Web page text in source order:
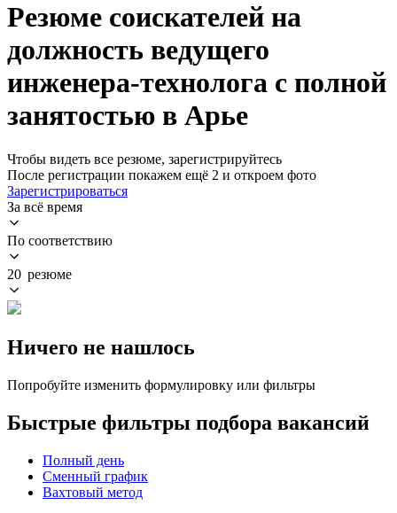
Резюме соискателей на
должность ведущего
инженера-технолога с полной
занятостью в Арье
Чтобы видеть все резюме, зарегистрируйтесь
После регистрации покажем ещё 2 и откроем фото
Зарегистрироваться
За всё время
По соответствию
20 резюме
Ничего не нашлось
Попробуйте изменить формулировку или фильтры
Быстрые фильтры подбора вакансий
Полный день
Сменный график
Вахтовый метод